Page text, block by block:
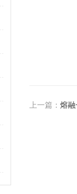
上一篇：熔